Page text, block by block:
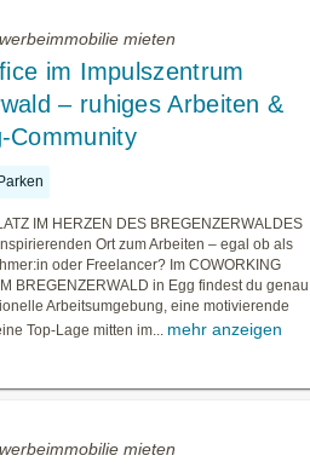
mieten
im Impulszentrum
– ruhiges Arbeiten &
Community
Parken
IM HERZEN DES BREGENZERWALDES
Ort zum Arbeiten – egal ob als
oder Freelancer? Im COWORKING
BREGENZERWALD in Egg findest du genau
Arbeitsumgebung, eine motivierende
Top-Lage mitten im... mehr anzeigen
mieten